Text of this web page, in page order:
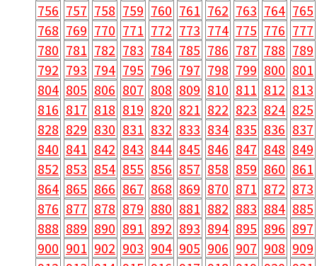
756 757 758 759 760 761 762 763 764 765
768 769 770 771 772 773 774 775 776 777
780 781 782 783 784 785 786 787 788 789
792 793 794 795 796 797 798 799 800 801
804 805 806 807 808 809 810 811 812 813
816 817 818 819 820 821 822 823 824 825
828 829 830 831 832 833 834 835 836 837
840 841 842 843 844 845 846 847 848 849
852 853 854 855 856 857 858 859 860 861
864 865 866 867 868 869 870 871 872 873
876 877 878 879 880 881 882 883 884 885
888 889 890 891 892 893 894 895 896 897
900 901 902 903 904 905 906 907 908 909